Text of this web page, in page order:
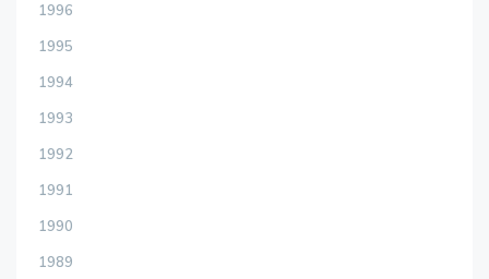
1996
1995
1994
1993
1992
1991
1990
1989